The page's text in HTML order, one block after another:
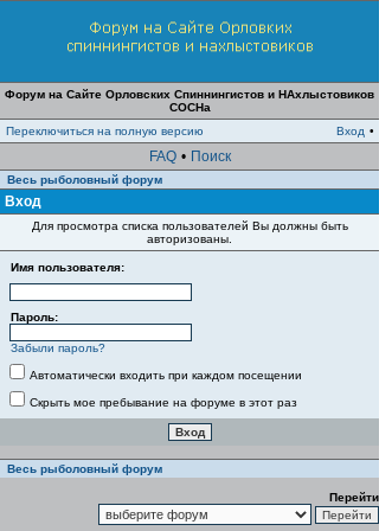
Форум на Сайте Орловских Спиннингистов и НАхлыстовиков
СОСНа
Переключиться на полную версию
Вход •
FAQ • Поиск
Весь рыболовный форум
Вход
Для просмотра списка пользователей Вы должны быть
авторизованы.
Имя пользователя:
Пароль:
Забыли пароль?
Автоматически входить при каждом посещении
Скрыть мое пребывание на форуме в этот раз
Весь рыболовный форум
Перейти